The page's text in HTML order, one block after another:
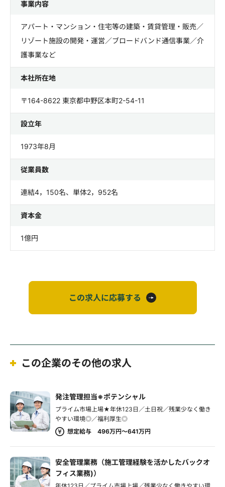
事業内容
アパート・マンション・住宅等の建築・賃貸管理・販売／
リゾート施設の開発・運営／ブロードバンド通信事業／介
護事業など
本社所在地
〒164-8622 東京都中野区本町2-54-11
設立年
1973年8月
従業員数
連結4，150名、単体2，952名
資本金
1億円
この求人に応募する
この企業のその他の求人
発注管理担当※ポテンシャル
プライム市場上場★年休123日／土日祝／残業少なく働き
やすい環境◎／福利厚生◎
想定給与 496万円～641万円
安全管理業務（施工管理経験を活かしたバックオ
フィス業務)）